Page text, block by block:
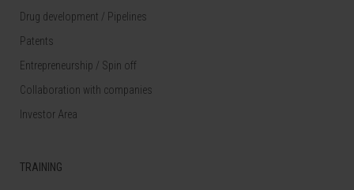
Drug development / Pipelines
Patents
Entrepreneurship / Spin off
Collaboration with companies
Investor Area
TRAINING